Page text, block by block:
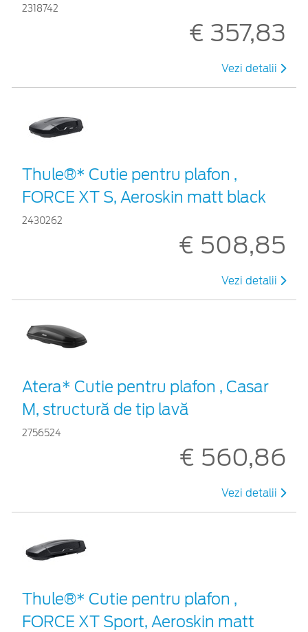
2318742
€ 357,83
Vezi detalii
Thule®* Cutie pentru plafon ,
FORCE XT S, Aeroskin matt black
2430262
€ 508,85
Vezi detalii
Atera* Cutie pentru plafon , Casar
M, structură de tip lavă
2756524
€ 560,86
Vezi detalii
Thule®* Cutie pentru plafon ,
FORCE XT Sport, Aeroskin matt